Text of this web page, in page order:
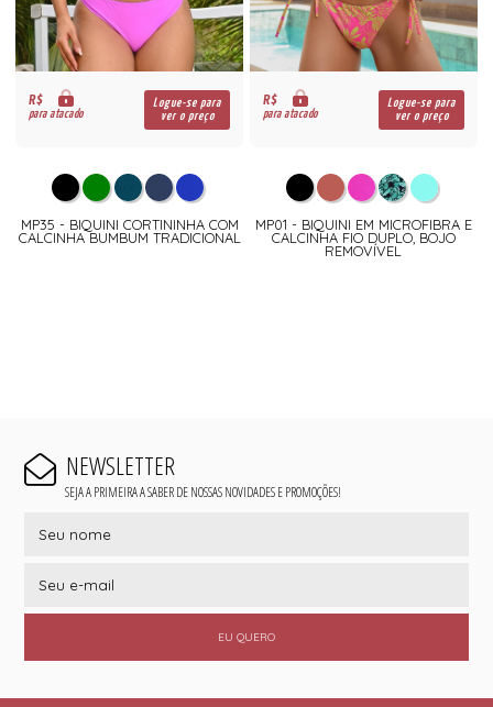
R$
para atacado
Logue-se para
ver o preço
MP35 - BIQUINI CORTININHA COM
CALCINHA BUMBUM TRADICIONAL
R$
para atacado
Logue-se para
ver o preço
MP01 - BIQUINI EM MICROFIBRA E
CALCINHA FIO DUPLO, BOJO
REMOVÍVEL
NEWSLETTER
SEJA A PRIMEIRA A SABER DE NOSSAS NOVIDADES E PROMOÇÕES!
EU QUERO